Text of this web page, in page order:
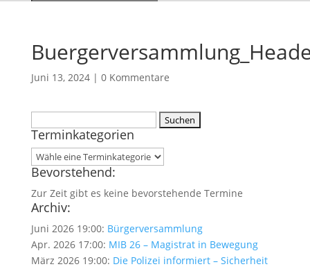
Juni 13, 2024| 0 Kommentare
nach:
Terminkategorien
Bevorstehend:
Zur Zeit gibt es keine bevorstehende Termine
Archiv:
Juni 2026 19:00: Bürgerversammlung
Apr. 2026 17:00: MIB 26 – Magistrat in Bewegung
März 2026 19:00: Die Polizei informiert – Sicherheit